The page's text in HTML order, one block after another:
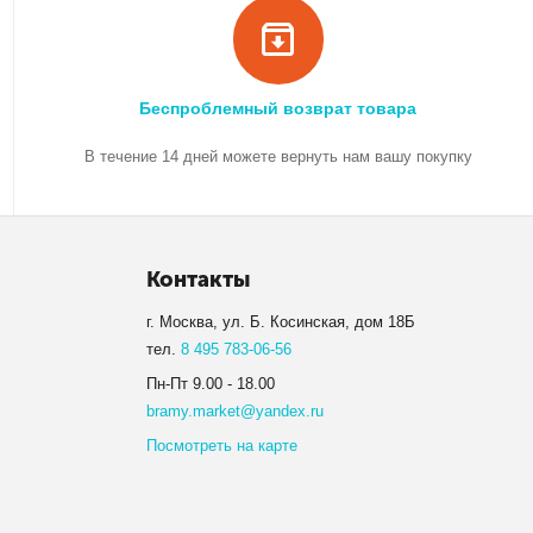
Беспроблемный возврат товара
В течение 14 дней можете вернуть нам вашу покупку
Контакты
г. Москва, ул. Б. Косинская, дом 18Б
тел. 8 495 783-06-56
Пн-Пт 9.00 - 18.00
bramy.market@yandex.ru
Посмотреть на карте